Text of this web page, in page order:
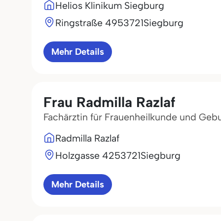
Helios Klinikum Siegburg
Ringstraße 4953721Siegburg
Mehr Details
Frau Radmilla Razlaf
Fachärztin für Frauenheilkunde und
Radmilla Razlaf
Holzgasse 4253721Siegburg
Mehr Details